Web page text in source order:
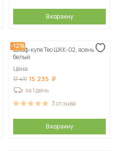
В корзину
-12%
Шкаф-купе Тео ШКК-02, ясень
белый
Цена
17 411 15 235
за 1 день
3отзыва
В корзину